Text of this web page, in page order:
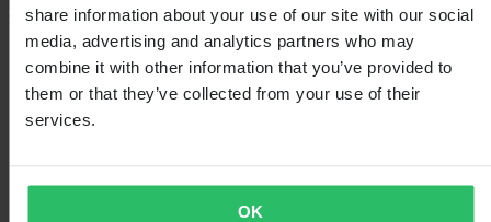
share information about your use of our site with our social
media, advertising and analytics partners who may
combine it with other information that you’ve provided to
them or that they’ve collected from your use of their
services.
OK
SHOPPEN
Algemene Voorwaarden
Privacybeleid
Verzending & levering